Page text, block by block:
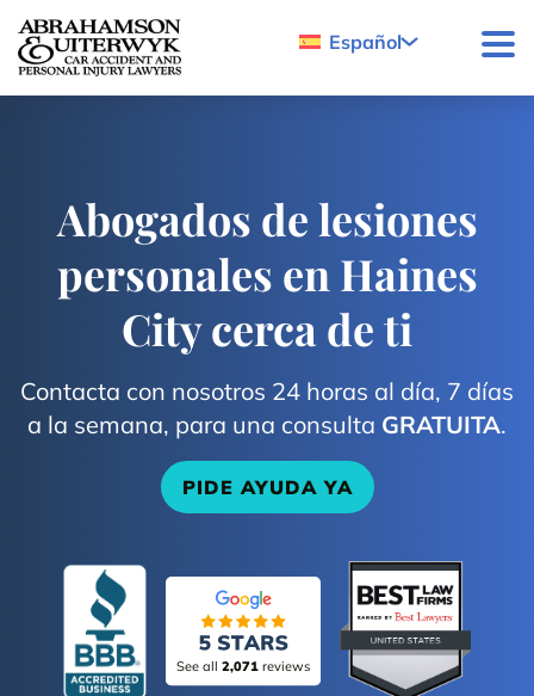
Skip to content
Español
Abogados de lesiones
personales en Haines
City cerca de ti
Contacta con nosotros 24 horas al día, 7 días
a la semana, para una consulta GRATUITA.
PIDE AYUDA YA
See all 2,071 reviews